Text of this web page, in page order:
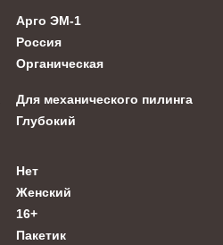
Арго ЭМ-1
Россия
Органическая
Для механического пилинга
Глубокий
Нет
Женский
16+
Пакетик